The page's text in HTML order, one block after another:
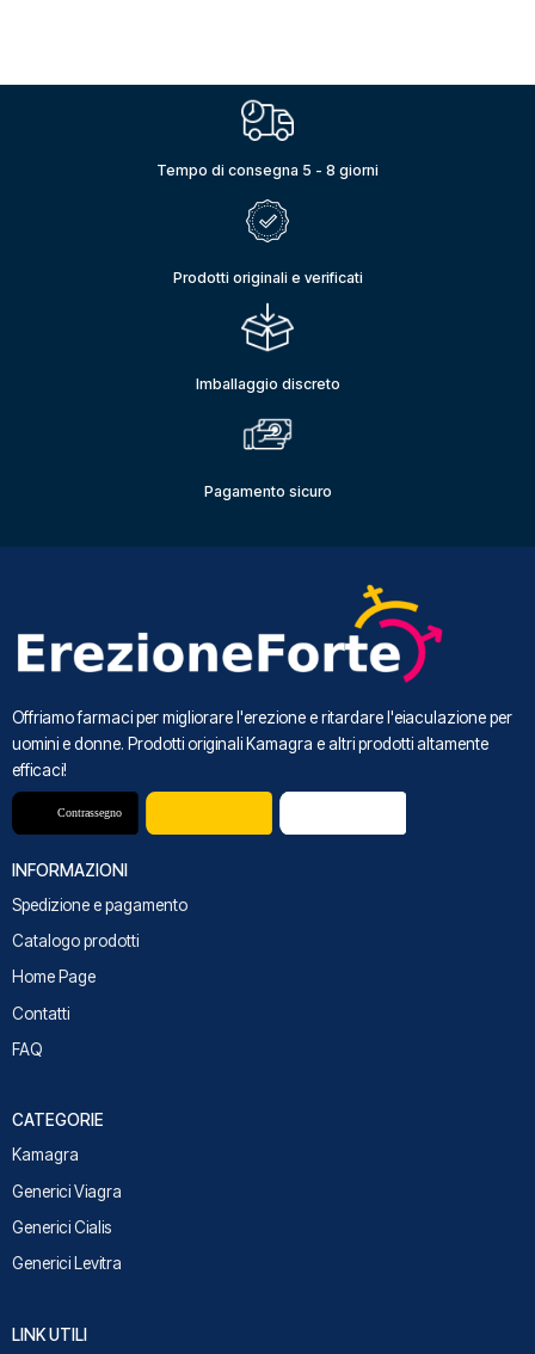
Tempo di consegna 5 - 8 giorni
Prodotti originali e verificati
Imballaggio discreto
Pagamento sicuro
Offriamo farmaci per migliorare l'erezione e ritardare l'eiaculazione per
uomini e donne. Prodotti originali Kamagra e altri prodotti altamente
efficaci!
INFORMAZIONI
Spedizione e pagamento
Catalogo prodotti
Home Page
Contatti
FAQ
CATEGORIE
Kamagra
Generici Viagra
Generici Cialis
Generici Levitra
LINK UTILI